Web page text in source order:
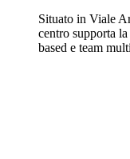
Situato in Viale
centro supporta
based e team